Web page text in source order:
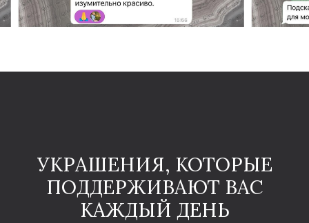
УКРАШЕНИЯ, КОТОРЫЕ
ПОДДЕРЖИВАЮТ ВАС
КАЖДЫЙ ДЕНЬ